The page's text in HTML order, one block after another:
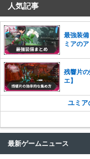
コメントの削除を申請す
せていただきます。ご
※一度削除したコメント
さい。
また、過度な利用規約の違
った場合は、法的措置をと
かじめご理解くださいませ。
人気記事
最強装
ミアのア
残響片
エ】
ユミア
最新ゲームニュース